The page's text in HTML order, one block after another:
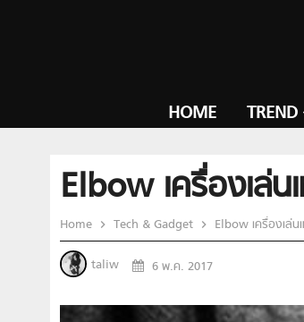
HOME TREND
Elbow เครื่องเล่
Home Tech & Gadget Elbow เครื่องเล่
taliw 6 พ.ค. 2017